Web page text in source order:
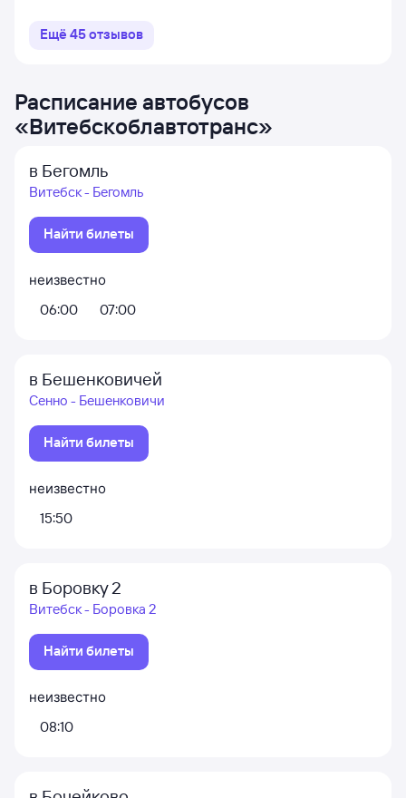
Расписание автобусов
«Витебскоблавтотранс»
в Бегомль
Витебск - Бегомль
Найти билеты
неизвестно
06:00
07:00
в Бешенковичей
Сенно - Бешенковичи
Найти билеты
неизвестно
15:50
в Боровку 2
Витебск - Боровка 2
Найти билеты
неизвестно
08:10
Ещё 45отзывов